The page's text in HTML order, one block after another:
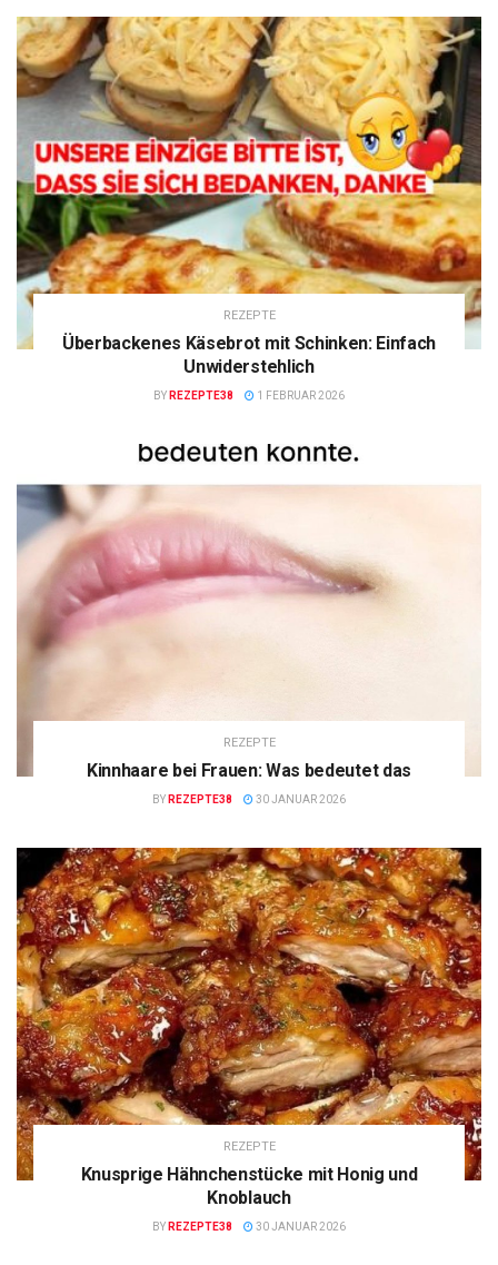
REZEPTE
Überbackenes Käsebrot mit Schinken: Einfach
Unwiderstehlich
BY REZEPTE38 1 FEBRUAR 2026
REZEPTE
Kinnhaare bei Frauen: Was bedeutet das
BY REZEPTE38 30 JANUAR 2026
REZEPTE
Knusprige Hähnchenstücke mit Honig und
Knoblauch
BY REZEPTE38 30 JANUAR 2026